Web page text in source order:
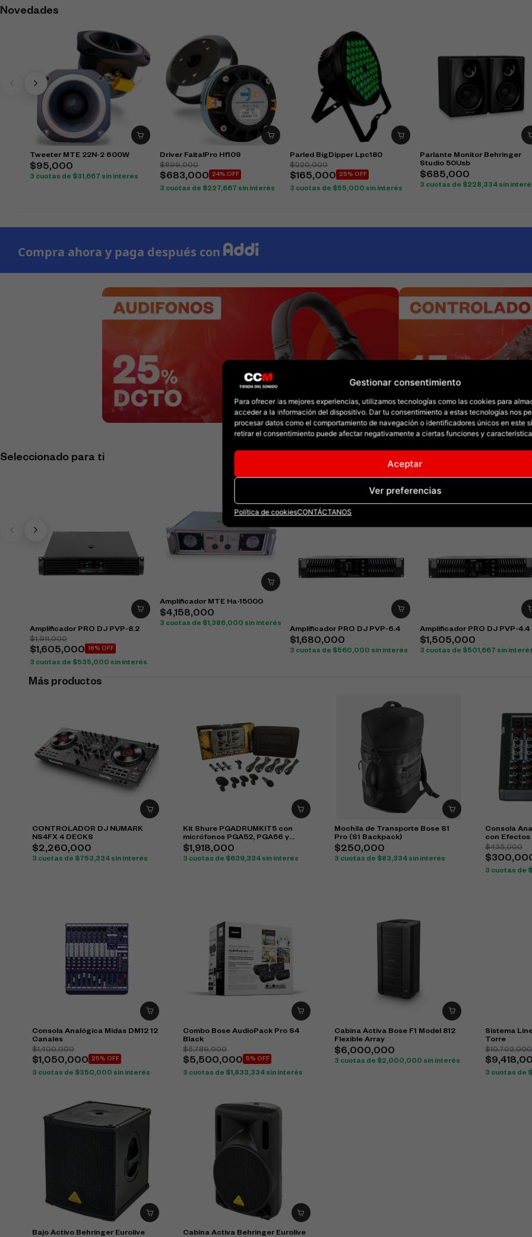
Gestionar consentimiento
Para ofrecer las mejores experiencias, utilizamos tecnologías como las cookies para
acceder a la información del dispositivo. Dar tu consentimiento a estas tecnologías nos
procesar datos como el comportamiento de navegación o identificadores únicos en este
retirar el consentimiento puede afectar negativamente a ciertas funciones y
Aceptar
Ver preferencias
Política de cookiesCONTÁCTANOS
Novedades
Tweeter MTE 22N-2 600W
$95,000
3 cuotas de $31,667 sin interés
Driver FaitalPro Hf109
$899,000
$683,000 24% OFF
3 cuotas de $227,667 sin interés
Parled BigDipper Lpc180
$220,000
$165,000 25% OFF
3 cuotas de $55,000 sin interés
Parlante Monitor Behringer
Studio 50Usb
$685,000
3 cuotas de $228,334 sin
Seleccionado para ti
Amplificador PRO DJ PVP-8.2
$1,911,000
$1,605,000 16% OFF
3 cuotas de $535,000 sin interés
Amplificador MTE Ha-15000
$4,158,000
3 cuotas de $1,386,000 sin interés
Amplificador PRO DJ PVP-6.4
$1,680,000
3 cuotas de $560,000 sin interés
Amplificador PRO DJ PVP-4.4
$1,505,000
3 cuotas de $501,667 sin
Más productos
CONTROLADOR DJ NUMARK
NS4FX 4 DECKS
$2,260,000
3 cuotas de $ 753,334 sin interés
Kit Shure PGADRUMKIT5 con
micrófonos PGA52, PGA56 y
PGA57 para batería
$1,918,000
3 cuotas de $639,334 sin interés
Mochila de Transporte Bose S1
Pro (S1 Backpack)
$250,000
3 cuotas de $83,334sin interés
Consola
con Efectos
$435,000
$
3 cuotas de $
Consola Analógica Midas DM12 12
Canales
$1,400,000
$1,050,000 25% OFF
3 cuotas de $350,000 sin interés
Combo Bose AudioPack Pro S4
Black
$5,789,000
$5,500,000 5% OFF
3 cuotas de $1,833,334 sin interés
Cabina Activa Bose F1 Model 812
Flexible Array
$6,000,000
3 cuotas de $2,000,000 sin interés
Sistema
Torre
$10,702,000
$
3 cuotas de $
Bajo Activo Behringer Eurolive Cabina Activa Behringer Eurolive